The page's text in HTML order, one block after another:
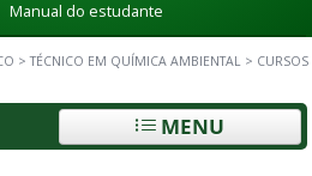
Manual do estudante
>TÉCNICO EM QUÍMICA AMBIENTAL > CURSOS
MENU